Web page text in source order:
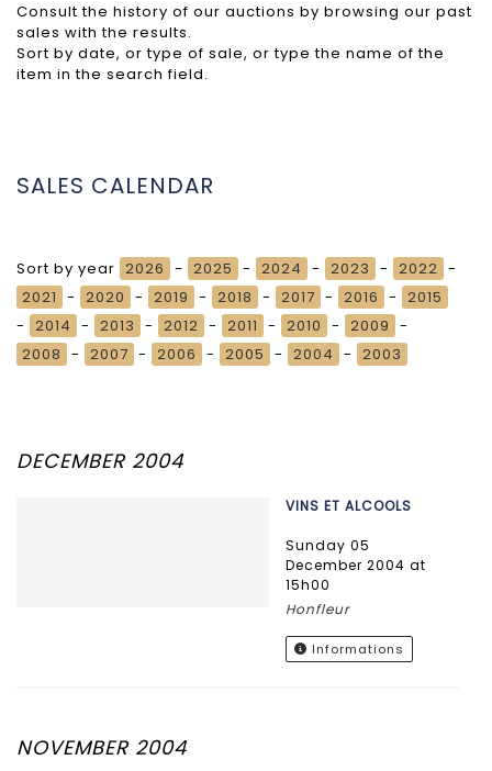
Consult the history of our auctions by browsing our past
sales with the results.
Sort by date, or type of sale, or type the name of the
item in the search field.
SALES CALENDAR
Sort by year 2026 - 2025 - 2024 - 2023 - 2022 -
2021 - 2020 - 2019 - 2018 - 2017 - 2016 - 2015
- 2014 - 2013 - 2012 - 2011 - 2010 - 2009 -
2008 - 2007 - 2006 - 2005 - 2004 - 2003
DECEMBER 2004
VINS ET ALCOOLS
Sunday 05
December 2004 at
15h00
Honfleur
Informations
NOVEMBER 2004